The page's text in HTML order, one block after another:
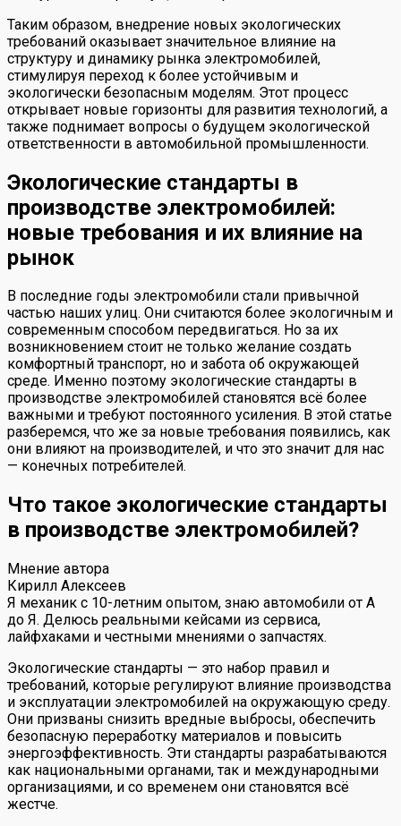
Таким образом, внедрение новых экологических
требований оказывает значительное влияние на
структуру и динамику рынка электромобилей,
стимулируя переход к более устойчивым и
экологически безопасным моделям. Этот процесс
открывает новые горизонты для развития технологий, а
также поднимает вопросы о будущем экологической
ответственности в автомобильной промышленности.
Экологические стандарты в
производстве электромобилей:
новые требования и их влияние на
рынок
В последние годы электромобили стали привычной
частью наших улиц. Они считаются более экологичным и
современным способом передвигаться. Но за их
возникновением стоит не только желание создать
комфортный транспорт, но и забота об окружающей
среде. Именно поэтому экологические стандарты в
производстве электромобилей становятся всё более
важными и требуют постоянного усиления. В этой статье
разберемся, что же за новые требования появились, как
они влияют на производителей, и что это значит для нас
— конечных потребителей.
Что такое экологические стандарты
в производстве электромобилей?
Мнение автора
Кирилл Алексеев
Я механик с 10-летним опытом, знаю автомобили от А
до Я. Делюсь реальными кейсами из сервиса,
лайфхаками и честными мнениями о запчастях.
Экологические стандарты — это набор правил и
требований, которые регулируют влияние производства
и эксплуатации электромобилей на окружающую среду.
Они призваны снизить вредные выбросы, обеспечить
безопасную переработку материалов и повысить
энергоэффективность. Эти стандарты разрабатываются
как национальными органами, так и международными
организациями, и со временем они становятся всё
жестче.